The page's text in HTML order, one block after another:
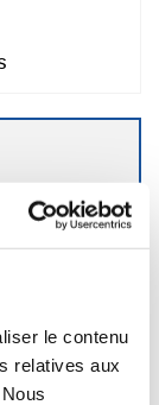
le contenu
relatives aux
/
ALPES